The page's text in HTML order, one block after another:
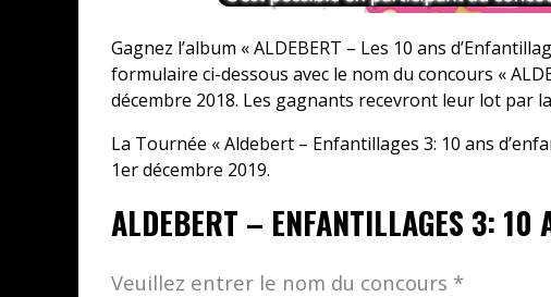
Gagnez l’album « ALDEBERT – Les 10 ans
formulaire ci-dessous avec le nom du concours «
décembre 2018. Les gagnants recevront leur lot par
La Tournée « Aldebert – Enfantillages 3: 10 ans
1er décembre 2019.
ALDEBERT – ENFANTILLAGES 3: 10
Veuillez entrer le nom du concours *